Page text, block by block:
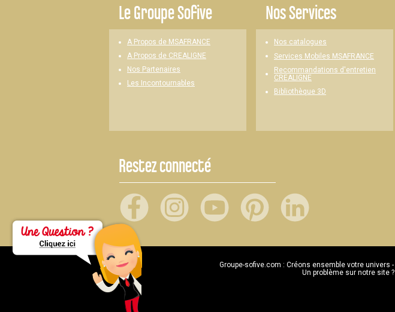
LeGroupe Sofive
A Propos de MSAFRANCE
A Propos de CREALIGNE
Nos Partenaires
Les Incontournables
Nos Services
Nos catalogues
Services Mobiles MSAFRANCE
Recommandations d'entretien
CREALIGNE
Bibliothèque 3D
Restez connecté
Groupe-sofive.com : Créons ensemble votre univers
Un problème sur notre site ?